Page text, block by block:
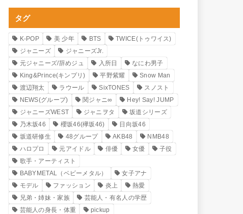
タグ
K-POP 美 少年 BTS
TWICE(トゥワイス)
ジャニーズ
ジャニーズJr.
元ジャニーズ/辞めジュ
入所日
なにわ男子
King&Prince(キンプリ)
平野紫耀
Snow Man
渡辺翔太
ラウール SixTONES
スノスト
NEWS(グループ)
関ジャニ∞
Hey! Say! JUMP
ジャニーズWEST
ジャニヲタ
坂道シリーズ
乃木坂46
櫻坂46(欅坂46)
日向坂46
坂道研修生
48グループ AKB48
NMB48
ハロプロ
元アイドル 俳優 女優
子役
歌手・アーティスト
BABYMETAL（ベビーメタル）
女子アナ
モデル
ファッション 炎上
熱愛
兄弟・姉妹・家族
芸能人・有名人の学歴
芸能人の身長・体重
pickup